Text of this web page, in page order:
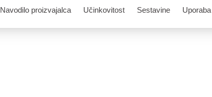
Navodilo proizvajalca Učinkovitost Sestavine Uporaba